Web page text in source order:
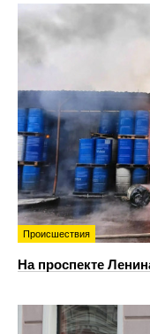
Происшествия
На проспекте